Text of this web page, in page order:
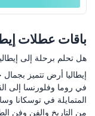
باقات عطلات
هل تحلم برحلة إلى
إيطاليا أرض تتميز بجمال
في روما وفلورنسا إلى
المتمايلة في توسكانا
من التاريخ والفن وفن